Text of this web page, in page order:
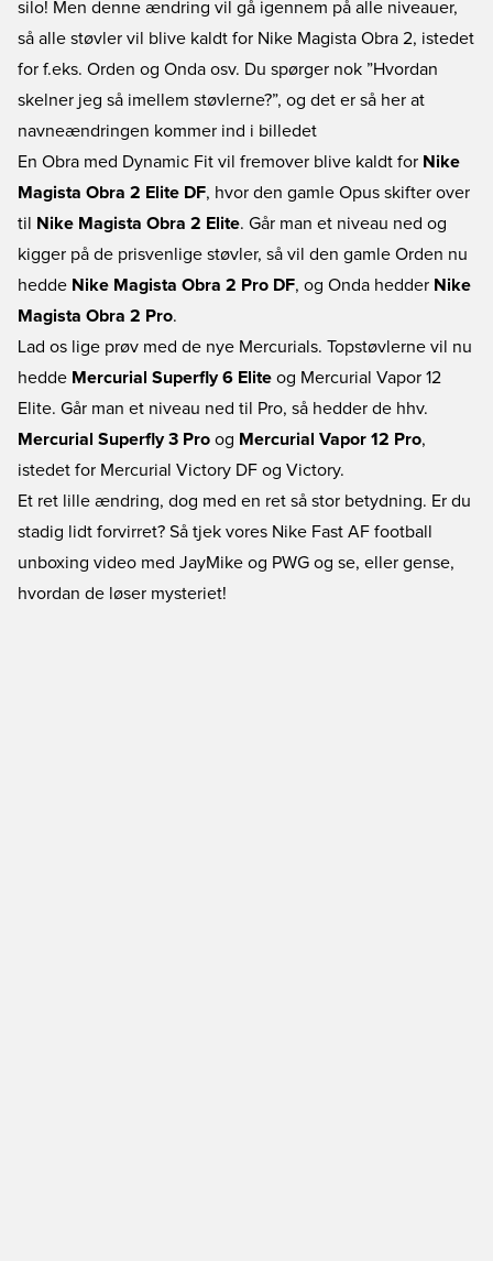
silo! Men denne ændring vil gå igennem på alle niveauer,
så alle støvler vil blive kaldt for Nike Magista Obra 2, istedet
for f.eks. Orden og Onda osv. Du spørger nok ”Hvordan
skelner jeg så imellem støvlerne?”, og det er så her at
navneændringen kommer ind i billedet
En Obra med Dynamic Fit vil fremover blive kaldt for Nike
Magista Obra 2 Elite DF, hvor den gamle Opus skifter over
til
Nike Magista Obra 2 Elite. Går man et niveau ned og
kigger på de prisvenlige støvler, så vil den gamle Orden nu
hedde Nike Magista Obra 2 Pro DF, og Onda hedder Nike
Magista Obra 2 Pro.
Lad os lige prøv med de nye Mercurials. Topstøvlerne vil nu
hedde Mercurial Superfly 6 Elite og Mercurial Vapor 12
Elite. Går man et niveau ned til Pro, så hedder de hhv.
Mercurial Superfly 3 Pro og Mercurial Vapor 12 Pro,
istedet for Mercurial Victory DF og Victory.
Et ret lille ændring, dog med en ret så stor betydning. Er du
stadig lidt forvirret? Så tjek vores Nike Fast AF football
unboxing video med JayMike og PWG og se, eller gense,
hvordan de løser mysteriet!